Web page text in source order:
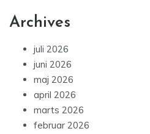
Archives
juli 2026
juni 2026
maj 2026
april 2026
marts 2026
februar 2026